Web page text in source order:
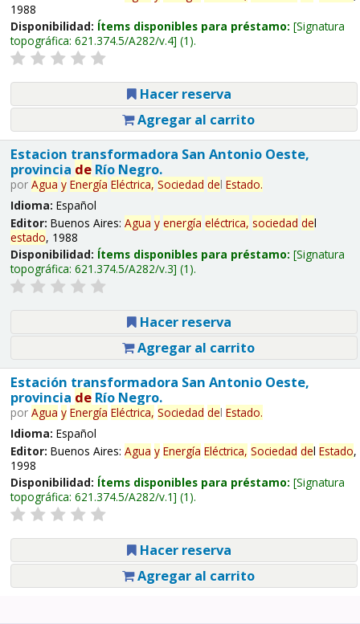
1988
Disponibilidad: Ítems disponibles para préstamo: Signatura
topográfica: 621.374.5/A282/v.4 (1).
Hacer reserva
Agregar al carrito
Estacion transformadora San Antonio Oeste,
provincia deRío Negro.
por Agua y Energía Eléctrica, Sociedad del Estado.
Idioma: Español
Editor: Buenos Aires: Agua y energía eléctrica, sociedad del
estado, 1988
Disponibilidad: Ítems disponibles para préstamo: Signatura
topográfica: 621.374.5/A282/v.3 (1).
Hacer reserva
Agregar al carrito
Estación transformadora San Antonio Oeste,
provincia deRío Negro.
por Agua y Energía Eléctrica, Sociedad del Estado.
Idioma: Español
Editor: Buenos Aires: Agua y Energía Eléctrica, Sociedad del Estado,
1998
Disponibilidad: Ítems disponibles para préstamo: Signatura
topográfica: 621.374.5/A282/v.1 (1).
Hacer reserva
Agregar al carrito